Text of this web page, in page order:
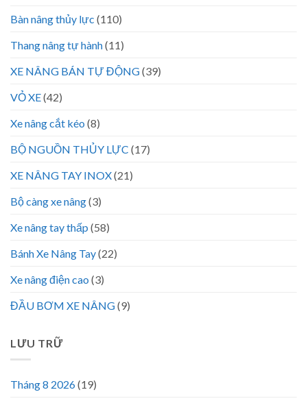
Bàn nâng thủy lực (110)
Thang nâng tự hành(11)
XE NÂNG BÁN TỰ ĐỘNG(39)
VỎ XE(42)
Xe nâng cắt kéo (8)
BỘ NGUỒN THỦY LỰC (17)
XE NÂNG TAY INOX(21)
Bộ càng xe nâng(3)
Xe nâng tay thấp (58)
Bánh Xe Nâng Tay(22)
Xe nâng điện cao (3)
ĐẦU BƠM XE NÂNG(9)
LƯU TRỮ
Tháng 8 2026(19)